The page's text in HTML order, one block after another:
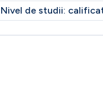
Nivel de studii: